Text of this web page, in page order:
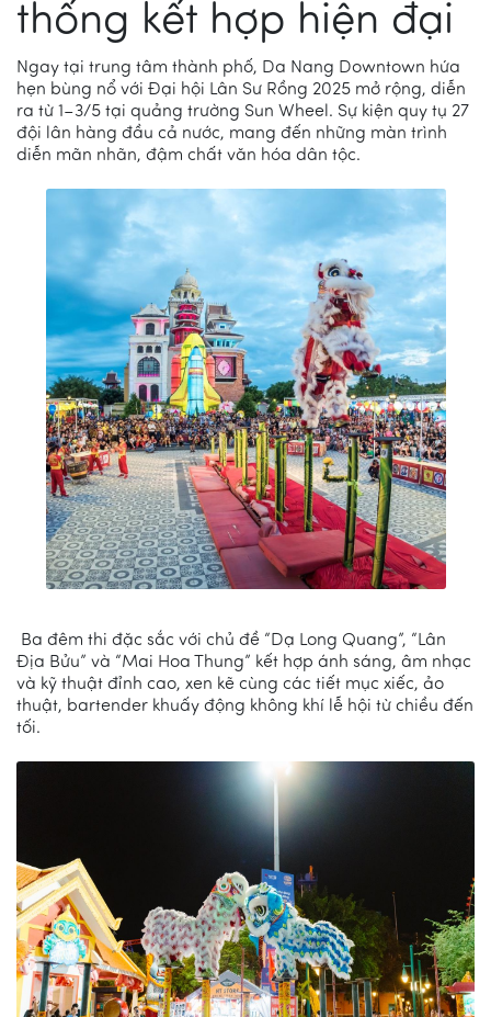
thống kết hợp hiện đại
Ngay tại trung tâm thành phố, Da Nang Downtown hứa
hẹn bùng nổ với Đại hội Lân Sư Rồng 2025 mở rộng, diễn
ra từ 1–3/5 tại quảng trường Sun Wheel. Sự kiện quy tụ 27
đội lân hàng đầu cả nước, mang đến những màn trình
diễn mãn nhãn, đậm chất văn hóa dân tộc.
Ba đêm thi đặc sắc với chủ đề “Dạ Long Quang”, “Lân
Địa Bửu” và “Mai Hoa Thung” kết hợp ánh sáng, âm nhạc
và kỹ thuật đỉnh cao, xen kẽ cùng các tiết mục xiếc, ảo
thuật, bartender khuấy động không khí lễ hội từ chiều đến
tối.